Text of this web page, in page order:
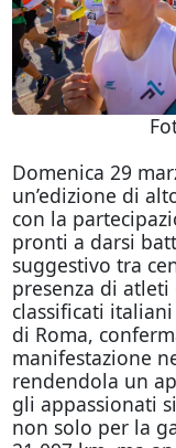
Domenica 29
un’edizione di
con la
pronti a darsi
suggestivo tra
presenza di
classificati
di Roma,
manifestazione
rendendola un
gli appassionati
non solo per la